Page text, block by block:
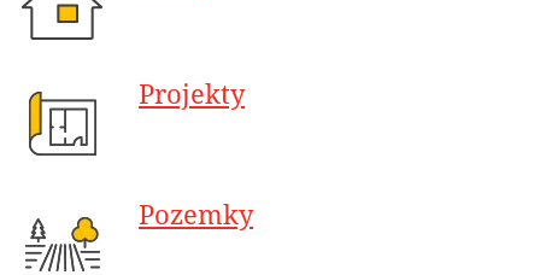
Projekty
Pozemky